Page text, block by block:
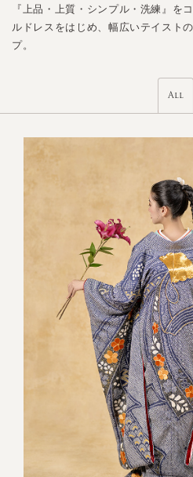
『上品・上質・シンプル・洗練』を
ルドレスをはじめ、幅広いテイスト
プ。
All